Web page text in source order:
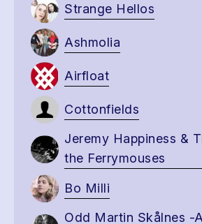
Strange Hellos
Ashmolia
Airfloat
Cottonfields
Jeremy Happiness &
the Ferrymouses
Bo Milli
Odd Martin Skålnes -